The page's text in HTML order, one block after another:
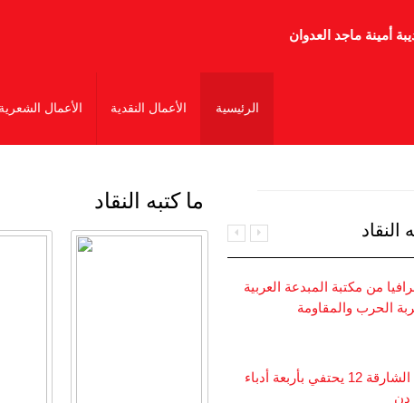
أمينة ماجد العدوان
الرئيسية الأعمال النقدية الأعمال الشعرية
ما كتبه النقاد
النقاد
العدوان بقلم وعد عبد الله العسّاف
من مكتبة المبدعة العربية
الحرب والمقاومة
ملتقى الشارقة 12 يحتفي بأربعة أدباء